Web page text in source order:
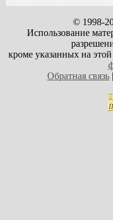
© 1998-
Использование
кроме указанных на
Обратная связь |